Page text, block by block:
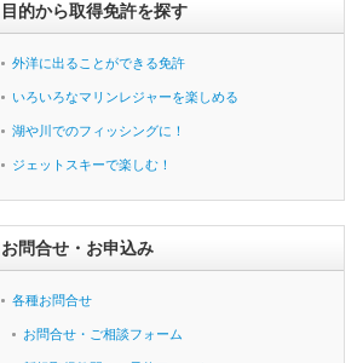
目的から取得免許を探す
外洋に出ることができる免許
いろいろなマリンレジャーを楽しめる
湖や川でのフィッシングに！
ジェットスキーで楽しむ！
お問合せ・お申込み
各種お問合せ
お問合せ・ご相談フォーム